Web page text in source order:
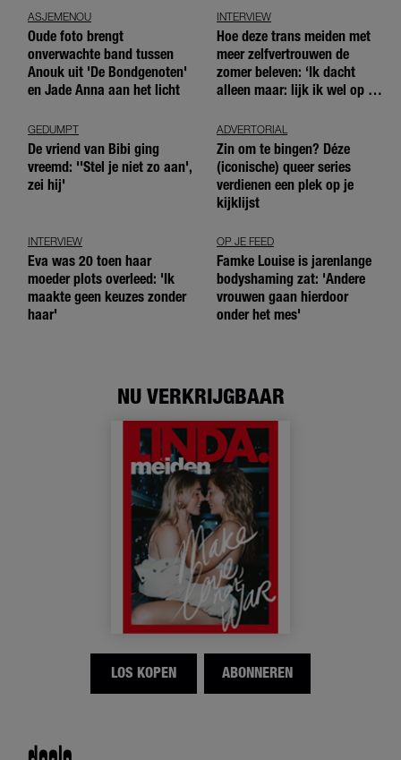
ASJEMENOU
Oude foto brengt
onverwachte band tussen
Anouk uit 'De Bondgenoten'
en Jade Anna aan het licht
INTERVIEW
Hoe deze trans meiden met
meer zelfvertrouwen de
zomer beleven: ‘Ik dacht
alleen maar: lijk ik wel op de
GEDUMPT
De vriend van Bibi ging
vreemd: ''Stel je niet zo aan',
zei hij'
ADVERTORIAL
Zin om te bingen? Déze
(iconische) queer series
verdienen een plek op je
kijklijst
INTERVIEW
Eva was 20 toen haar
moeder plots overleed: 'Ik
maakte geen keuzes zonder
haar'
OP JE FEED
Famke Louise is jarenlange
bodyshaming zat: 'Andere
vrouwen gaan hierdoor
onder het mes'
NU VERKRIJGBAAR
LOS KOPEN ABONNEREN